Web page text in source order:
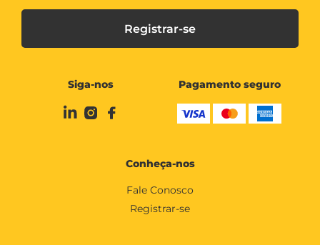
Registrar-se
Siga-nos Pagamento seguro
Conheça-nos
Fale Conosco
Registrar-se